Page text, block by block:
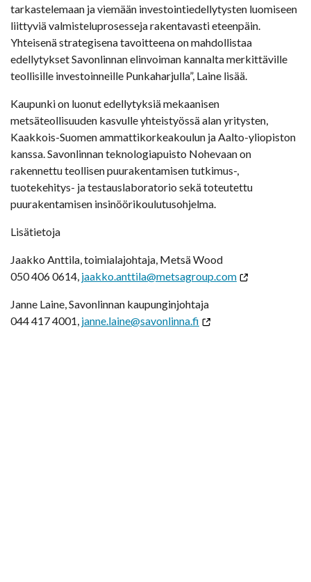
tarkastelemaan ja viemään investointiedellytysten luomiseen
liittyviä valmisteluprosesseja rakentavasti eteenpäin.
Yhteisenä strategisena tavoitteena on mahdollistaa
edellytykset Savonlinnan elinvoiman kannalta merkittäville
teollisille investoinneille Punkaharjulla”, Laine lisää.
Kaupunki on luonut edellytyksiä mekaanisen
metsäteollisuuden kasvulle yhteistyössä alan yritysten,
Kaakkois-Suomen ammattikorkeakoulun ja Aalto-yliopiston
kanssa. Savonlinnan teknologiapuisto Nohevaan on
rakennettu teollisen puurakentamisen tutkimus-,
tuotekehitys- ja testauslaboratorio sekä toteutettu
puurakentamisen insinöörikoulutusohjelma.
Lisätietoja
Jaakko Anttila, toimialajohtaja, Metsä Wood
050 406 0614, jaakko.anttila@metsagroup.com
Janne Laine, Savonlinnan kaupunginjohtaja
044 417 4001, janne.laine@savonlinna.fi